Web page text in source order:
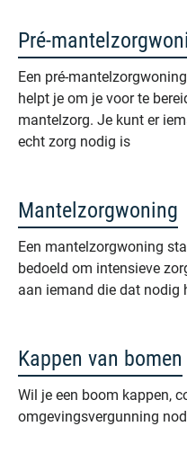
Pré-
Een pré-
helpt je om je voor te
mantelzorg. Je kunt er
echt zorg nodig is
Mantelzorgwoning
Een mantelzorgwoning
bedoeld om intensieve
aan iemand die dat nodig
Kappen van bomen
Wil je een boom kappen,
omgevingsvergunning